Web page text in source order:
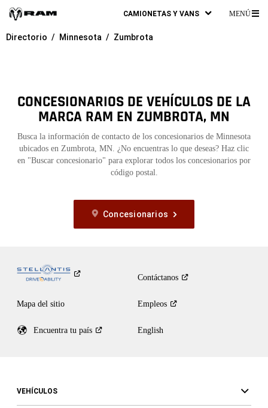
CAMIONETAS Y VANS MENÚ
Directorio Minnesota Zumbrota
CONCESIONARIOS DE VEHÍCULOS DE LA
MARCA RAM EN ZUMBROTA, MN
Busca la información de contacto de los concesionarios de Minnesota
ubicados en Zumbrota, MN. ¿No encuentras lo que deseas? Haz clic
en "Buscar concesionario" para explorar todos los concesionarios por
código postal.
Concesionarios
Contáctanos
Mapa del sitio Empleos
Encuentra tu país English
VEHÍCULOS